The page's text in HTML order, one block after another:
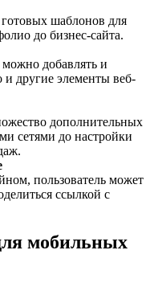
шаблонов для
до бизнес-сайта.
добавлять и
и другие элементы веб-
дополнительных
сетями до настройки
пользователь может
ссылкой с
мобильных